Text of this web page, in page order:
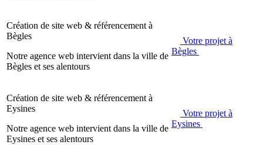
Création de site web & référencement à
Bègles
Notre agence web intervient dans la ville de
Bègles et ses alentours
Votre projet à
Bègles
Création de site web & référencement à
Eysines
Notre agence web intervient dans la ville de
Eysines et ses alentours
Votre projet à
Eysines